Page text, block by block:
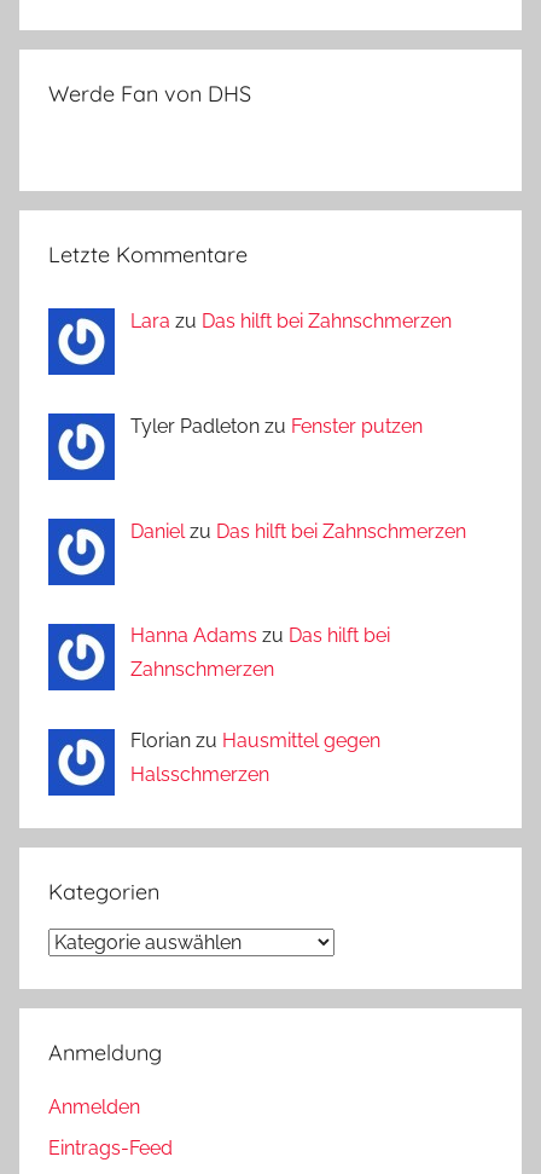
Werde Fan von DHS
Letzte Kommentare
Lara zu Das hilft bei Zahnschmerzen
Tyler Padleton zu Fenster putzen
Daniel zu Das hilft bei Zahnschmerzen
Hanna Adams zu Das hilft bei
Zahnschmerzen
Florian zu Hausmittel gegen
Halsschmerzen
Kategorien
Kategorien
Anmeldung
Anmelden
Eintrags-Feed